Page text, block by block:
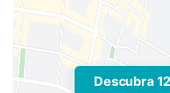
Descubra